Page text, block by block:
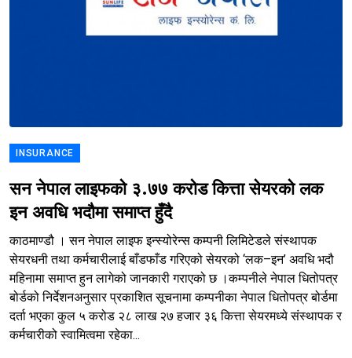
INSURANCE
सन नेपाल लाइफको ३.७७ करोड कित्ता सेयरको लक
इन अवधि भदौमा समाप्त हुँदै
काठमाण्डौ । सन नेपाल लाइफ इन्स्योरेन्स कम्पनी लिमिटेडले संस्थापक
सेयरधनी तथा कर्मचारीलाई बाँडफाँड गरिएको सेयरको ‘लक–इन’ अवधि भदौ
महिनामा समाप्त हुन लागेको जानकारी गराएको छ ।कम्पनीले नेपाल धितोपत्र
बोर्डको निर्देशनअनुसार प्रकाशित सूचनामा कम्पनीका नेपाल धितोपत्र बोर्डमा
दर्ता भएका कुल ५ करोड २८ लाख २७ हजार ३६ कित्ता सेयरमध्ये संस्थापक र
कर्मचारीको स्वामित्वमा रहेका...